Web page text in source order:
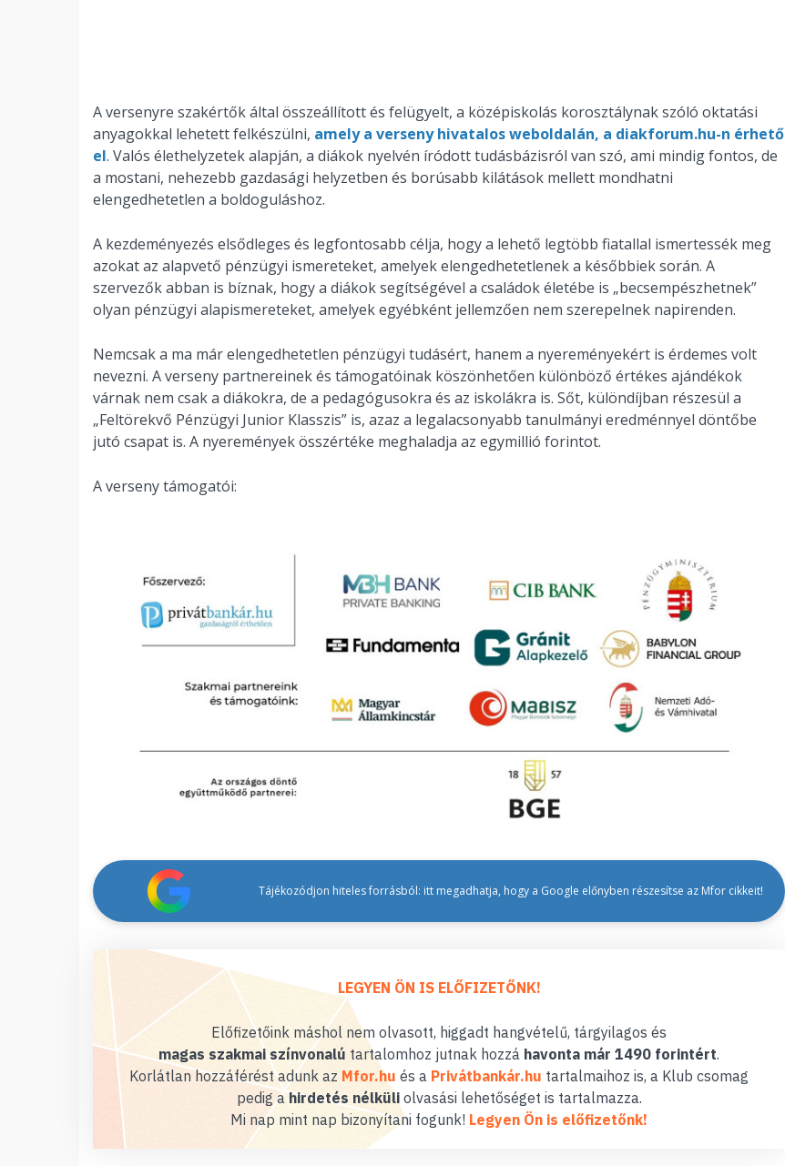
A versenyre szakértők által összeállított és felügyelt, a középiskolás korosztálynak szóló oktatási
anyagokkal lehetett felkészülni, amely a verseny hivatalos weboldalán, a diakforum.hu-n érhető
el. Valós élethelyzetek alapján, a diákok nyelvén íródott tudásbázisról van szó, ami mindig fontos, de
a mostani, nehezebb gazdasági helyzetben és borúsabb kilátások mellett mondhatni
elengedhetetlen a boldoguláshoz.
A kezdeményezés elsődleges és legfontosabb célja, hogy a lehető legtöbb fiatallal ismertessék meg
azokat az alapvető pénzügyi ismereteket, amelyek elengedhetetlenek a későbbiek során. A
szervezők abban is bíznak, hogy a diákok segítségével a családok életébe is „becsempészhetnek”
olyan pénzügyi alapismereteket, amelyek egyébként jellemzően nem szerepelnek napirenden.
Nemcsak a ma már elengedhetetlen pénzügyi tudásért, hanem a nyereményekért is érdemes volt
nevezni. A verseny partnereinek és támogatóinak köszönhetően különböző értékes ajándékok
várnak nem csak a diákokra, de a pedagógusokra és az iskolákra is. Sőt, különdíjban részesül a
„Feltörekvő Pénzügyi Junior Klasszis” is, azaz a legalacsonyabb tanulmányi eredménnyel döntőbe
jutó csapat is. A nyeremények összértéke meghaladja az egymillió forintot.
A verseny támogatói:
Tájékozódjon hiteles forrásból: itt megadhatja, hogy a Google előnyben részesítse az Mfor cikkeit!
LEGYEN ÖN IS ELŐFIZETŐNK!
Előfizetőink máshol nem olvasott, higgadt hangvételű, tárgyilagos és
magas szakmai színvonalú tartalomhoz jutnak hozzá havonta már 1490 forintért.
Korlátlan hozzáférést adunk az Mfor.hu és a Privátbankár.hu tartalmaihoz is, a Klub csomag
pedig ahirdetés nélküliolvasási lehetőséget is tartalmazza.
Mi nap mint nap bizonyítani fogunk! Legyen Ön is előfizetőnk!